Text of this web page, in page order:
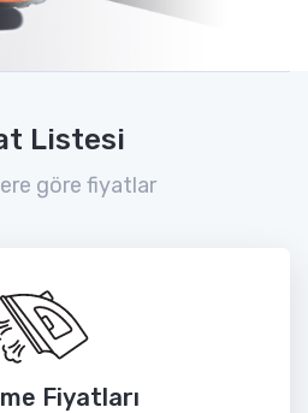
Listesi
göre fiyatlar
Fiyatları